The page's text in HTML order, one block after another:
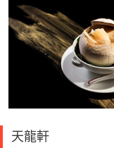
天龍軒